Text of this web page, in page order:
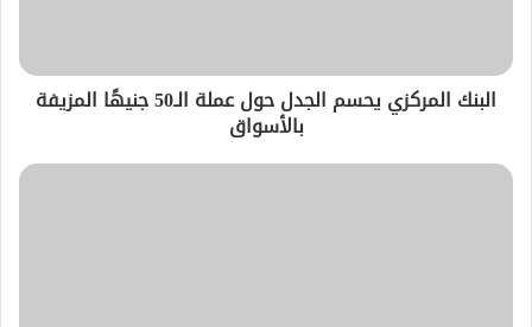
البنك المركزي يحسم الجدل حول عملة الـ50 جنيهًا المزيفة
بالأسواق